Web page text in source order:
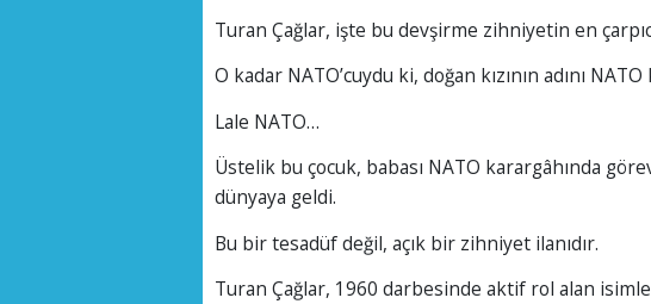
Turan Çağlar, işte bu devşirme zihniyetin en
O kadar NATO’cuydu ki, doğan kızının adını NATO
Lale NATO…
Üstelik bu çocuk, babası NATO karargâhında
dünyaya geldi.
Bu bir tesadüf değil, açık bir zihniyet ilanıdır.
Turan Çağlar, 1960 darbesinde aktif rol alan